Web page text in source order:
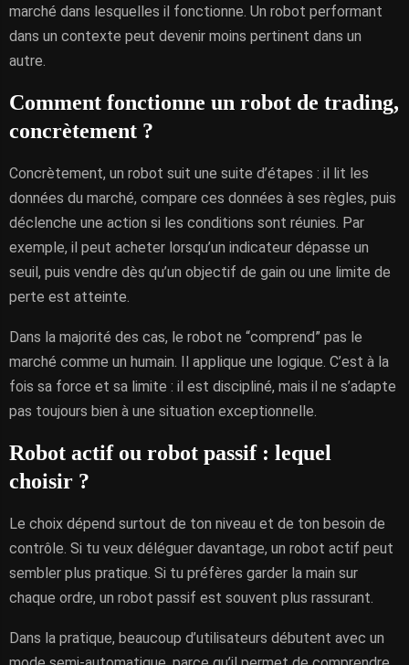
marché dans lesquelles il fonctionne. Un robot performant
dans un contexte peut devenir moins pertinent dans un
autre.
Comment fonctionne un robot de trading,
concrètement ?
Concrètement, un robot suit une suite d’étapes : il lit les
données du marché, compare ces données à ses règles, puis
déclenche une action si les conditions sont réunies. Par
exemple, il peut acheter lorsqu’un indicateur dépasse un
seuil, puis vendre dès qu’un objectif de gain ou une limite de
perte est atteinte.
Dans la majorité des cas, le robot ne “comprend” pas le
marché comme un humain. Il applique une logique. C’est à la
fois sa force et sa limite : il est discipliné, mais il ne s’adapte
pas toujours bien à une situation exceptionnelle.
Robot actif ou robot passif : lequel
choisir ?
Le choix dépend surtout de ton niveau et de ton besoin de
contrôle. Si tu veux déléguer davantage, un robot actif peut
sembler plus pratique. Si tu préfères garder la main sur
chaque ordre, un robot passif est souvent plus rassurant.
Dans la pratique, beaucoup d’utilisateurs débutent avec un